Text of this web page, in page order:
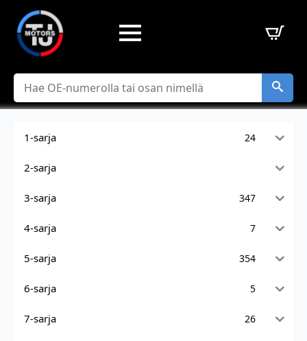
Hae
1-sarja 24
2-sarja
3-sarja 347
4-sarja 7
5-sarja 354
6-sarja 5
7-sarja 26